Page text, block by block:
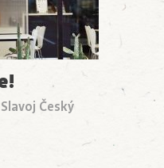
Slavoj Český